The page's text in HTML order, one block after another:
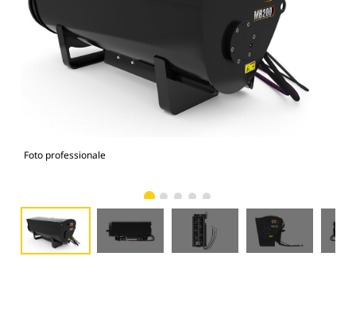
Foto professionale